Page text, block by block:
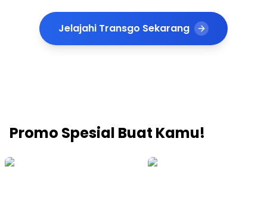
Jelajahi Transgo Sekarang
Promo Spesial Buat Kamu!